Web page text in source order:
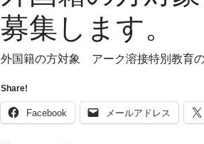
募集します。
外国籍の方対象 アーク溶接特別教育の
Share!
Facebook メールアドレス